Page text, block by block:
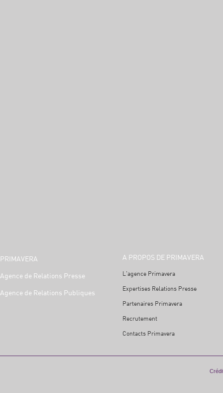
PRIMAVERA
Agence de Relations Presse
Agence de Relations Publiques
A PROPOS DE PRIMAVERA
L'agence Primavera
Expertises Relations Presse
Partenaires Primavera
Recrutement
Contacts Primavera